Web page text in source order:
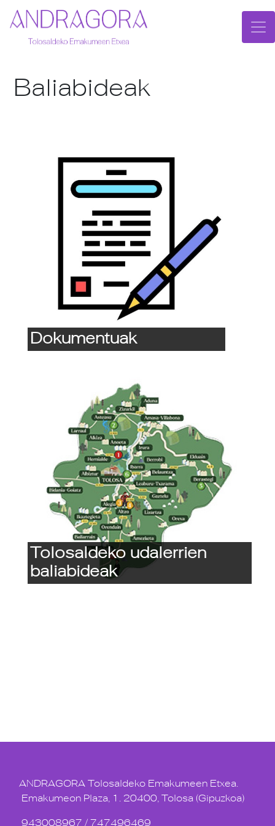
Baliabideak
Dokumentuak
Tolosaldeko udalerrien
baliabideak
ANDRAGORA Tolosaldeko Emakumeen Etxea.
Emakumeon Plaza, 1. 20400, Tolosa (Gipuzkoa)
943008967 / 747496469